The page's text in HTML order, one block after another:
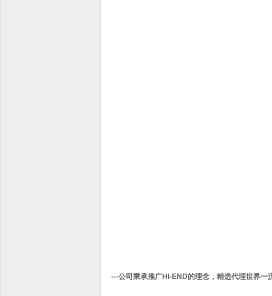
---公司秉承推广HI-END的理念，精选代理世界